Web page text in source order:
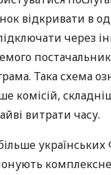
відкривати в
через
Така схема
комісій,
витрати часу.